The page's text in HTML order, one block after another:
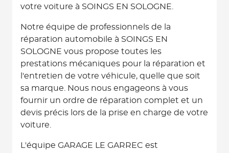
votre voiture à SOINGS EN SOLOGNE.
Notre équipe de professionnels de la
réparation automobile à SOINGS EN
SOLOGNE vous propose toutes les
prestations mécaniques pour la réparation et
l'entretien de votre véhicule, quelle que soit
sa marque. Nous nous engageons à vous
fournir un ordre de réparation complet et un
devis précis lors de la prise en charge de votre
voiture.
L'équipe GARAGE LE GARREC est